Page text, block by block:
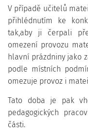
V případě učitelů
přihlédnutím ke
tak,aby ji čerpali
omezení provozu
hlavní prázdniny jako
podle místních
omezuje provoz i
Tato doba je pak
pedagogických
části.